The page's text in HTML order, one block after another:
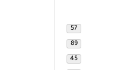
57
89
45